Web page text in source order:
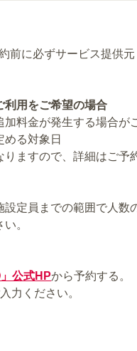
前に必ずサービス提供
利用をご希望の場合
料金が発生する場合が
る対象日
ますので、詳細はご予
定員までの範囲で人数
。
公式HPから予約する。
力ください。